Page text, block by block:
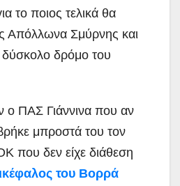
το ποιος τελικά θα
Απόλλωνα Σμύρνης και
δύσκολο δρόμο του
ο ΠΑΣ Γιάννινα που αν
μπροστά του τον
που δεν είχε διάθεση
του Βορρά